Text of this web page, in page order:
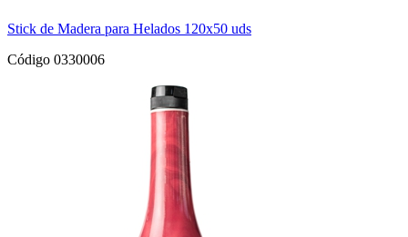
Stick de Madera para Helados 120x50 uds
Código 0330006